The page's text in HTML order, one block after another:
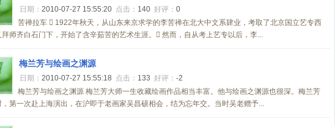
日期： 2010-07-27 15:55:20 点击： 140 好评： 0
苦禅拉车  1922年秋天，从山东来京求学的李苦禅在北大中文系肄业，考取了北京国立艺专西
师齐白石门下，开始了含辛茹苦的艺术生涯。 然而，自从考上艺专以后，李...
梅兰芳与绘画之渊源
日期： 2010-07-27 15:55:18 点击： 133 好评： -2
梅兰芳与绘画之渊源 梅兰芳大师一生收藏绘画作品相当丰富。他与绘画之渊源也很深。梅兰芳
第一次赴上海演出，在沪即于老画家吴昌硕相会，结为忘年交。当时吴老赠予...